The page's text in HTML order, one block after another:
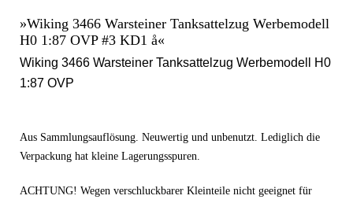
»Wiking 3466 Warsteiner Tanksattelzug Werbemodell
H0 1:87 OVP #3 KD1 å«
Wiking 3466 Warsteiner Tanksattelzug Werbemodell H0
1:87 OVP
Aus Sammlungsauflösung. Neuwertig und unbenutzt. Lediglich die
Verpackung hat kleine Lagerungsspuren.
ACHTUNG! Wegen verschluckbarer Kleinteile nicht geeignet für